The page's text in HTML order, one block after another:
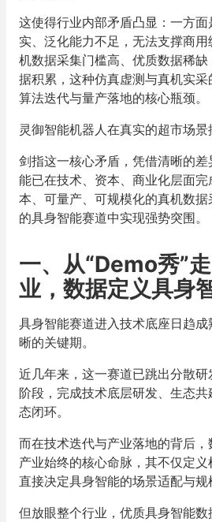
这使得行业内部矛盾凸显：一方
实、泛化能力不足，无法支撑商
机数据采集门槛高、优质数据稀
据积累，这种仿真虚测与真机实
算法迭代与量产落地的核心瓶颈。
灵御智能机器人在真实的超市场
剑指这一核心矛盾，凭借清晰的
能已在技术、资本、商业化层面
本、可量产、可规模化的真机数
的具身智能赛道中实现强势突围。
一、从“Demo秀”
业，数据定义具身
具身智能赛道进入技术底座日趋
晰的关键期。
近几年来，这一赛道已跳出分散
阶段，完成技术底层研发、生态
态闭环。
而在技术迭代与产业落地的背后
产业始终的核心命脉，其不仅定
直接决定具身智能的场景适配与规
但放眼整个行业，优质具身智能